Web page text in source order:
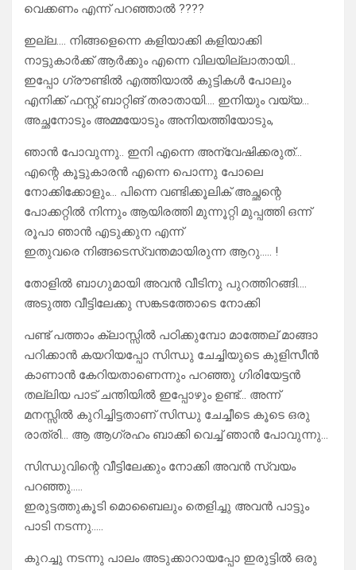
വെക്കണം എന്ന് പറഞ്ഞാൽ ????
ഇല്ല…. നിങ്ങളെന്നെ കളിയാക്കി കളിയാക്കി
നാട്ടുകാർക്ക് ആർക്കും എന്നെ വിലയില്ലാതായി…
ഇപ്പോ ഗ്രൗണ്ടിൽ എത്തിയാൽ കുട്ടികൾ പോലും
എനിക്ക് ഫസ്റ്റ് ബാറ്റിങ് തരാതായി…. ഇനിയും വയ്യ…
അച്ഛനോടും അമ്മയോടും അനിയത്തിയോടും,
ഞാൻ പോവുന്നു.. ഇനി എന്നെ അന്വേഷിക്കരുത്…
എന്റെ കൂട്ടുകാരൻ എന്നെ പൊന്നു പോലെ
നോക്കിക്കോളും… പിന്നെ വണ്ടിക്കൂലിക് അച്ഛന്റെ
പോക്കറ്റിൽ നിന്നും ആയിരത്തി മുന്നൂറ്റി മുപ്പത്തി ഒന്ന്
രൂപാ ഞാൻ എടുക്കുന എന്ന്
ഇതുവരെ നിങ്ങടെസ്വന്തമായിരുന്ന ആറു….. !
തോളിൽ ബാഗുമായി അവൻ വീടിനു പുറത്തിറങ്ങി….
അടുത്ത വീട്ടിലേക്കു സങ്കടത്തോടെ നോക്കി
പണ്ട് പത്താം ക്ലാസ്സിൽ പഠിക്കുമ്പോ മാത്തേല് മാങ്ങാ
പറിക്കാൻ കയറിയപ്പോ സിന്ധു ചേച്ചിയുടെ കുളിസീൻ
കാണാൻ കേറിയതാണെന്നും പറഞ്ഞു ഗിരിയേട്ടൻ
തല്ലിയ പാട് ചന്തിയിൽ ഇപ്പോഴും ഉണ്ട്… അന്ന്
മനസ്സിൽ കുറിച്ചിട്ടതാണ് സിന്ധു ചേച്ചീടെ കൂടെ ഒരു
രാത്രി… ആ ആഗ്രഹം ബാക്കി വെച്ച് ഞാൻ പോവുന്നു…
സിന്ധുവിന്റെ വീട്ടിലേക്കും നോക്കി അവൻ സ്വയം
പറഞ്ഞു…..
ഇരുട്ടത്തുകൂടി മൊബൈലും തെളിച്ചു അവൻ പാട്ടും
പാടി നടന്നു…..
കുറച്ചു നടന്നു പാലം അടുക്കാറായപ്പോ ഇരുട്ടിൽ ഒരു